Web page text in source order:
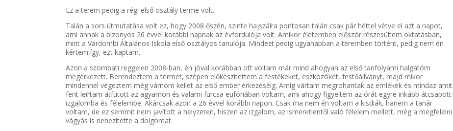
Ez a terem pedig a régi első osztály terme volt.
Talán a sors útmutatása volt ez, hogy 2008 őszén, szinte hajszálra pontosan talán csak pár héttel vétve el azt a napot,
ami annak a bizonyos 26 évvel korábbi napnak az évfordulója volt. Amikor életemben először részesültem oktatásban,
mint a Várdombi Általános Iskola első osztályos tanulója. Mindezt pedig ugyanabban a teremben történt, pedig nem én
kértem így, ezt kaptam.
Azon a szombati reggelen 2008-ban, én jóval korábban ott voltam már mind ahogyan az első tanfolyami halgatóm
megérkezett. Berendeztem a termet, szépen előkészítettem a festékeket, eszközöket, festőállványt, majd mikor
mindennel végeztem még várnom kellet az első ember érkezéséig. Amíg vártam megrohantak az emlékek és mindaz amit
fent leírtam átfutott az agyamon és valami furcsa eufóriában voltam, ami ahogy figyeltem az órát egyre inkább átcsapott
izgalomba és félelembe. Akárcsak azon a 26 évvel korábbi napon. Csak ma nem én voltam a kisdiák, hanem a tanár
voltam, de ez semmit nem javított a helyzeten, hiszen az izgalom, az ismeretlentől való félelem mellett, még a megfelelni
vágyás is nehezítette a dolgomat.